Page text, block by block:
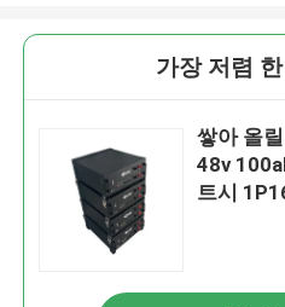
가장 저렴
쌓아 올
48v
트시